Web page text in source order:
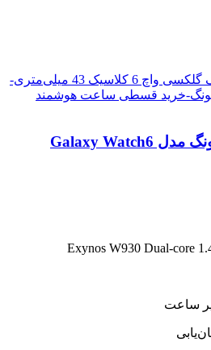
ساعت هوشمند سامسونگ مدل Galaxy Watch6